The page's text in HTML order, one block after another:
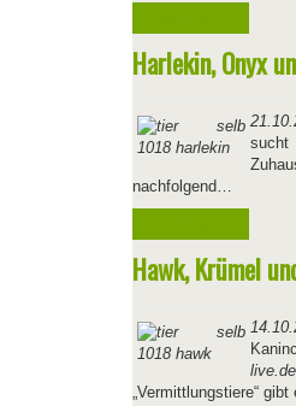
Harlekin, Onyx
sucht
nachfolgend…
Hawk, Krümel
live.de
„Vermittlungstiere“